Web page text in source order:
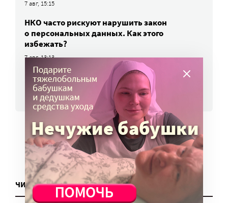
7 авг, 15:15
НКО часто рискуют нарушить закон
о персональных данных. Как этого
избежать?
7 авг, 13:13
ВСЕ НОВОСТИ
ЧИТАТЬ ЕЩЕ